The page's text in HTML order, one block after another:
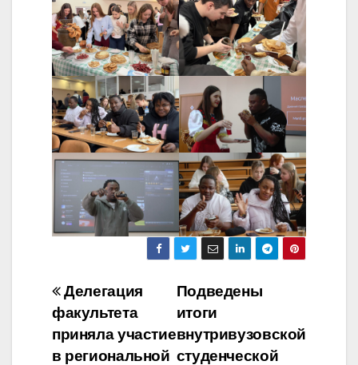
Навигация
по
Подведены
итоги
внутривузовской
студенческой
Делегация
факультета
приняла участие
в региональной